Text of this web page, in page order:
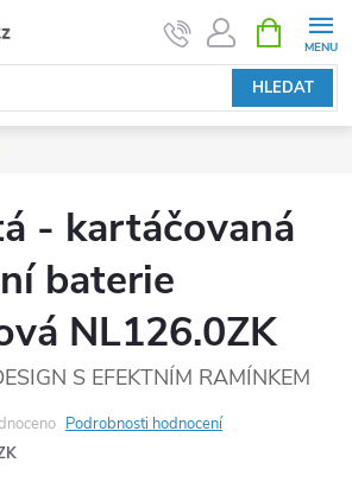
HLEDAT
NÁKUPNÍ
KOŠÍK
- kartáčovaná
baterie
NL126.0ZK
S EFEKTNÍM RAMÍNKEM
Podrobnosti hodnocení